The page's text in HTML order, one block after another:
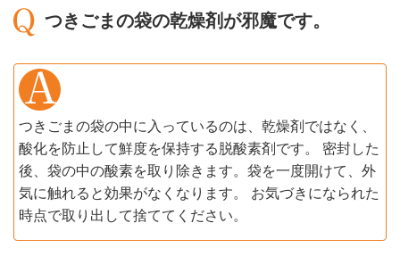
つきごまの袋の乾燥剤が邪魔です。
つきごまの袋の中に入っているのは、乾燥剤ではなく、
酸化を防止して鮮度を保持する脱酸素剤です。 密封した
後、袋の中の酸素を取り除きます。袋を一度開けて、外
気に触れると効果がなくなります。 お気づきになられた
時点で取り出して捨ててください。